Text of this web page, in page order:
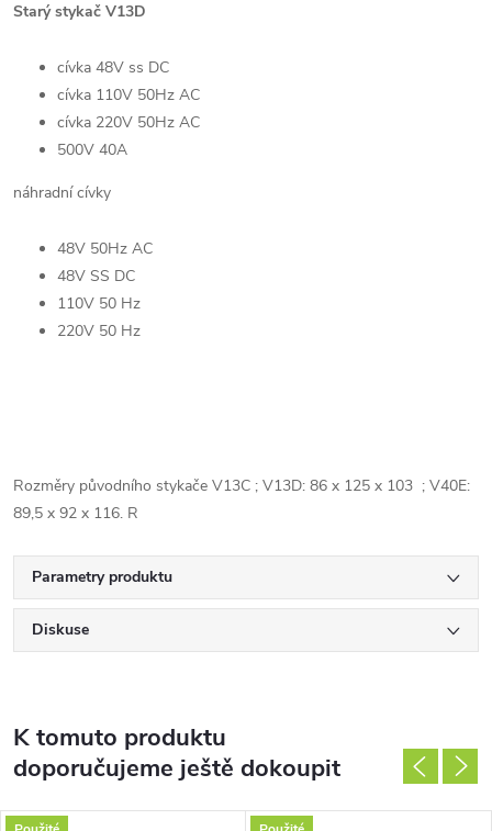
Starý stykač V13D
cívka 48V ss DC
cívka 110V 50Hz AC
cívka 220V 50Hz AC
500V 40A
náhradní cívky
48V 50Hz AC
48V SS DC
110V 50 Hz
220V 50 Hz
Rozměry původního stykače V13C ; V13D: 86 x 125 x 103 ; V40E:
89,5 x 92 x 116. R
Parametry produktu
Diskuse
K tomuto produktu
doporučujeme ještě dokoupit